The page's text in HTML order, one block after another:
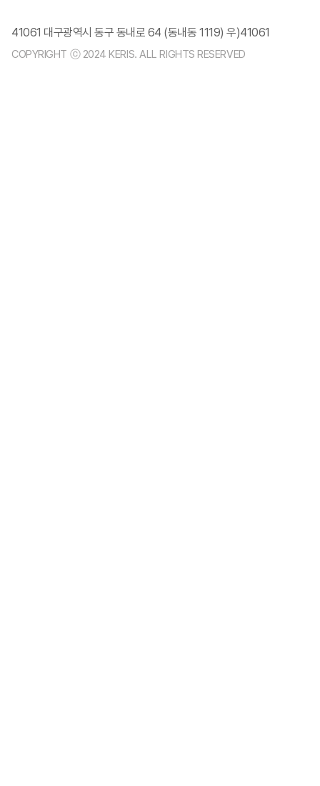
41061 대구광역시 동구 동내로 64 (동내동 1119) 우)41061
COPYRIGHT ⓒ 2024 KERIS. ALL RIGHTS RESERVED